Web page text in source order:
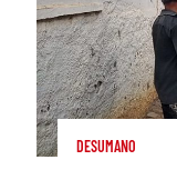
DESUMANO